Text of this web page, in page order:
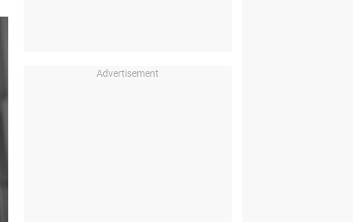
Advertisement